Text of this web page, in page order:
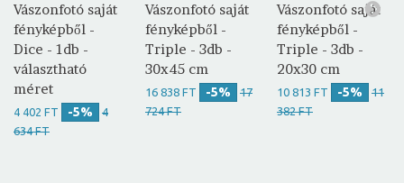
Vászonfotó saját
fényképből -
Dice - 1db -
választható
méret
4 402 FT -5%
4
634 FT
Vászonfotó saját
fényképből -
Triple - 3db -
30x45 cm
16 838 FT -5%
17
724 FT
Vászonfotó saját
fényképből -
Triple - 3db -
20x30 cm
10 813 FT -5%
11
382 FT